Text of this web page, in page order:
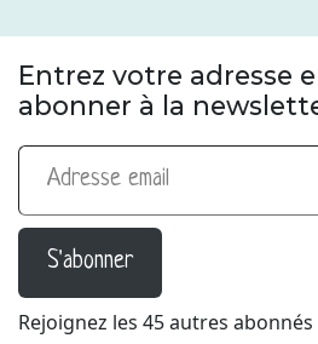
Entrez votre adresse
abonner à la
Adresse email
S'abonner
Rejoignez les 45 autres abonnés